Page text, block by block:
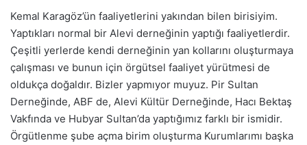
Kemal Karagöz’ün faaliyetlerini yakından bilen birisiyim.
Yaptıkları normal bir Alevi derneğinin yaptığı faaliyetlerdir.
Çeşitli yerlerde kendi derneğinin yan kollarını oluşturmaya
çalışması ve bunun için örgütsel faaliyet yürütmesi de
oldukça doğaldır. Bizler yapmıyor muyuz. Pir Sultan
Derneğinde, ABF de, Alevi Kültür Derneğinde, Hacı Bektaş
Vakfında ve Hubyar Sultan’da yaptığımız farklı bir ismidir.
Örgütlenme şube açma birim oluşturma Kurumlarımı başka